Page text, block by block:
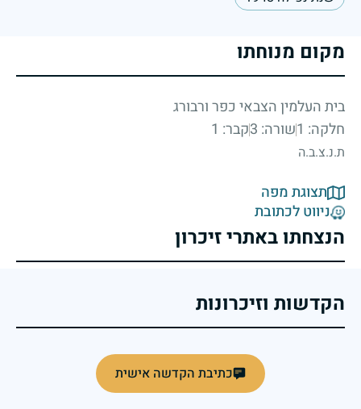
מקום מנוחתו
בית העלמין הצבאי כפר ורבורג
חלקה: 1
שורה: 3 קבר: 1
ת.נ.צ.ב.ה
תצוגת מפה
ניווט לכתובת
הנצחתו באתרי זיכרון
הקדשות וזיכרונות
כתיבת הקדשה אישית